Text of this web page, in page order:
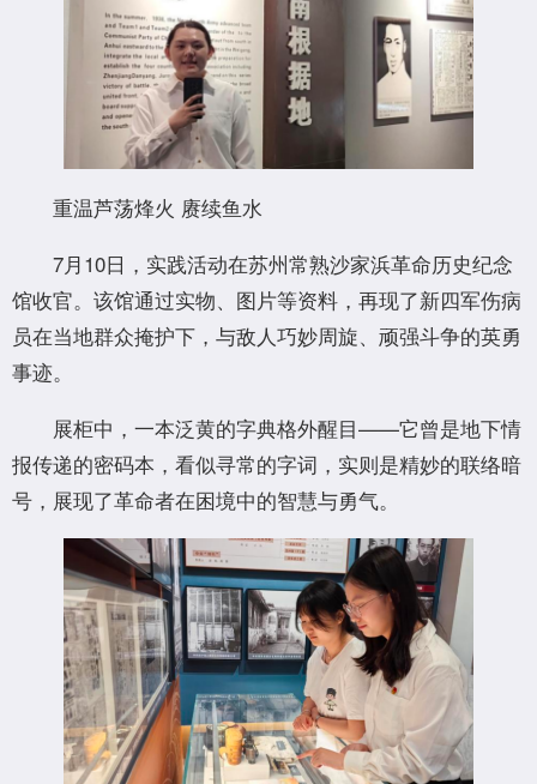
重温芦荡烽火 赓续鱼水
7月10日，实践活动在苏州常熟沙家浜革命历史纪念
馆收官。该馆通过实物、图片等资料，再现了新四军伤病
员在当地群众掩护下，与敌人巧妙周旋、顽强斗争的英勇
事迹。
展柜中，一本泛黄的字典格外醒目——它曾是地下情
报传递的密码本，看似寻常的字词，实则是精妙的联络暗
号，展现了革命者在困境中的智慧与勇气。